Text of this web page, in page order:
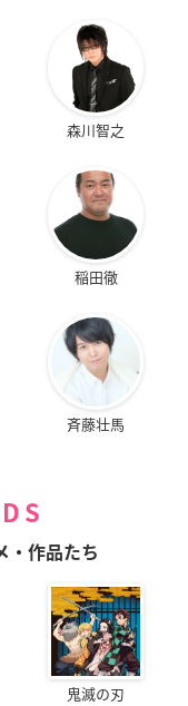
森川智之
稲田徹
斉藤壮馬
・作品たち
鬼滅の刃